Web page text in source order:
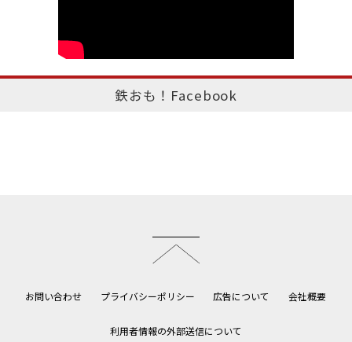
鉄おも！Facebook
お問い合わせ プライバシーポリシー 広告について 会社概要
利用者情報の外部送信について